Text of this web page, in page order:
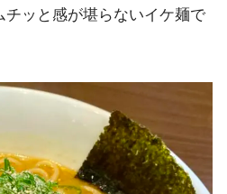
チッと感が堪らないイケ麺で